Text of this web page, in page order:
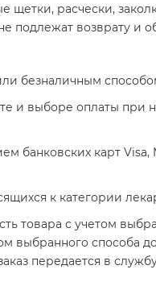
расчески,
подлежат возврату и
безналичным
и выборе оплаты при
банковских карт
к категории
товара с учетом
выбранного способа
передается в